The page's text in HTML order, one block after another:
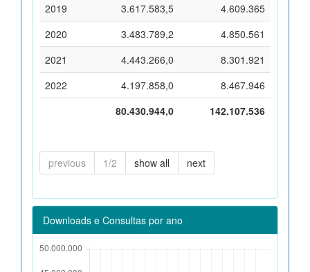
2019
3.617.583,5
4.609.365
2020
3.483.789,2
4.850.561
2021
4.443.266,0
8.301.921
2022
4.197.858,0
8.467.946
80.430.944,0
142.107.536
previous 1/2 show all next
Downloads e Consultas por ano